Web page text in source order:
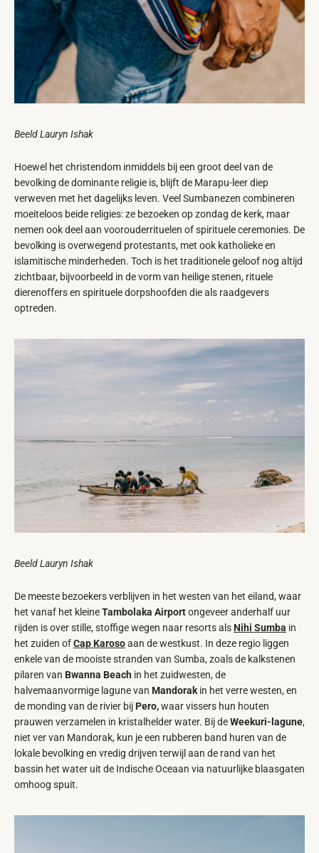
Beeld Lauryn Ishak
Hoewel het christendom inmiddels bij een groot deel van de
bevolking de dominante religie is, blijft de Marapu-leer diep
verweven met het dagelijks leven. Veel Sumbanezen combineren
moeiteloos beide religies: ze bezoeken op zondag de kerk, maar
nemen ook deel aan voorouderrituelen of spirituele ceremonies. De
bevolking is overwegend protestants, met ook katholieke en
islamitische minderheden. Toch is het traditionele geloof nog altijd
zichtbaar, bijvoorbeeld in de vorm van heilige stenen, rituele
dierenoffers en spirituele dorpshoofden die als raadgevers
optreden.
Beeld Lauryn Ishak
De meeste bezoekers verblijven in het westen van het eiland, waar
het vanaf het kleineTambolaka Airportongeveer anderhalf uur
rijden is over stille, stoffige wegen naar resorts alsNihi Sumba in
het zuiden ofCap Karosoaan de westkust. In deze regio liggen
enkele van de mooiste stranden van Sumba, zoals de kalkstenen
pilaren van Bwanna Beach in het zuidwesten, de
halvemaanvormige lagune van Mandorakin het verre westen, en
de monding van de rivier bijPero,waar vissers hun houten
prauwen verzamelen in kristalhelder water. Bij deWeekuri-lagune,
niet ver van Mandorak, kun je een rubberen band huren van de
lokale bevolking en vredig drijven terwijl aan de rand van het
bassin het water uit de Indische Oceaan via natuurlijke blaasgaten
omhoog spuit.